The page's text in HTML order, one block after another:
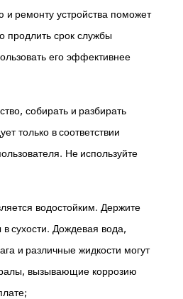
и ремонту устройства поможет
продлить срок службы
его эффективнее
собирать и разбирать
только в соответствии
Не используйте
водостойким. Держите
в сухости. Дождевая вода,
и различные жидкости могут
вызывающие коррозию